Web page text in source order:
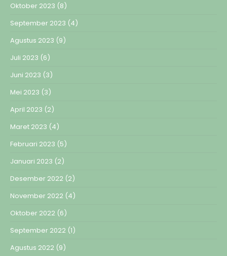
Oktober 2023 (8)
September 2023 (4)
Agustus 2023 (9)
Juli 2023 (6)
Juni 2023 (3)
Mei 2023 (3)
April 2023 (2)
Maret 2023 (4)
Februari 2023 (5)
Januari 2023 (2)
Desember 2022 (2)
November 2022 (4)
Oktober 2022 (6)
September 2022 (1)
Agustus 2022 (9)